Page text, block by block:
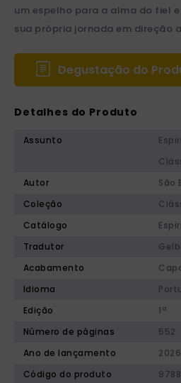
um espelho para a alma do fiel
sua própria jornada em direção
Degustação do
Detalhes do Produto
Assunto
Autor
São
Coleção
Catálogo
Tradutor
Acabamento
Idioma
Edição
1ª
Número de páginas
552
Ano de lançamento
2026
Código do produto